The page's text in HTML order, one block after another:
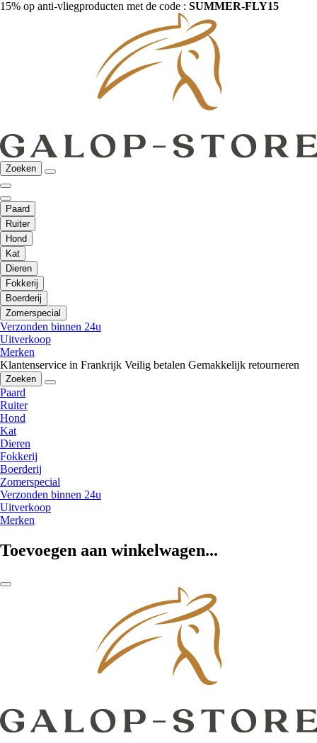
15% op anti-vliegproducten met de code : SUMMER-FLY15
Zoeken
Paard
Ruiter
Hond
Kat
Dieren
Fokkerij
Boerderij
Zomerspecial
Verzonden binnen 24u
Uitverkoop
Merken
Klantenservice in Frankrijk Veilig betalen Gemakkelijk retourneren
Zoeken
Paard
Ruiter
Hond
Kat
Dieren
Fokkerij
Boerderij
Zomerspecial
Verzonden binnen 24u
Uitverkoop
Merken
Toevoegen aan winkelwagen...